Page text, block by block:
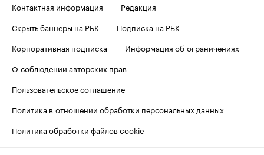
Контактная информация
Редакция
Скрыть баннеры на РБК
Подписка на РБК
Корпоративная подписка
Информация об ограничениях
О соблюдении авторских прав
Пользовательское соглашение
Политика в отношении обработки персональных данных
Политика обработки файлов cookie